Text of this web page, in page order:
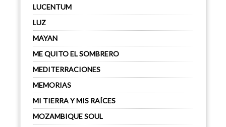
LUCENTUM
LUZ
MAYAN
ME QUITO EL SOMBRERO
MEDITERRACIONES
MEMORIAS
MI TIERRA Y MIS RAÍCES
MOZAMBIQUE SOUL